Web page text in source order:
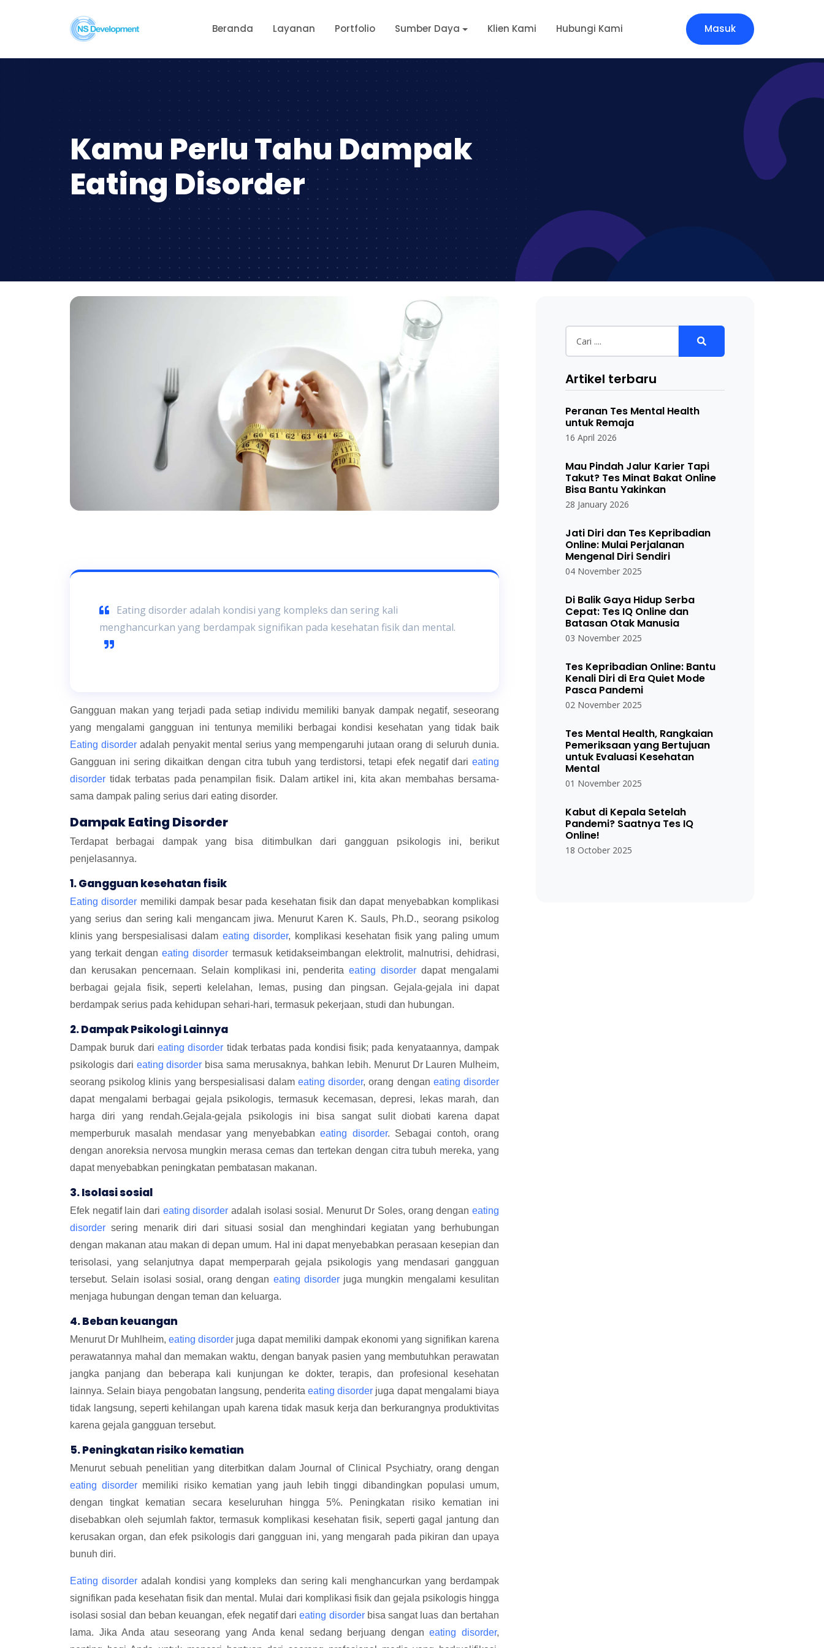
Beranda Layanan Portfolio Sumber Daya Klien Kami Hubungi Kami Masuk
Kamu Perlu Tahu Dampak
Eating Disorder
Eating disorder adalah kondisi yang kompleks dan sering kali
menghancurkan yang berdampak signifikan pada kesehatan fisik dan mental.
Gangguan makan yang terjadi pada setiap individu memiliki banyak dampak negatif, seseorang
yang mengalami gangguan ini tentunya memiliki berbagai kondisi kesehatan yang tidak baik
Eating disorderadalah penyakit mental serius yang mempengaruhi jutaan orang di seluruh dunia.
Gangguan ini sering dikaitkan dengan citra tubuh yang terdistorsi, tetapi efek negatif dari eating
disorder tidak terbatas pada penampilan fisik. Dalam artikel ini, kita akan membahas bersama-
sama dampak paling serius dari eating disorder.
Dampak Eating Disorder
Terdapat berbagai dampak yang bisa ditimbulkan dari gangguan psikologis ini, berikut
penjelasannya.
1. Gangguan kesehatan fisik
Eating disorder memiliki dampak besar pada kesehatan fisik dan dapat menyebabkan komplikasi
yang serius dan sering kali mengancam jiwa. Menurut Karen K. Sauls, Ph.D., seorang psikolog
klinis yang berspesialisasi dalam eating disorder, komplikasi kesehatan fisik yang paling umum
yang terkait denganeating disorder termasuk ketidakseimbangan elektrolit, malnutrisi, dehidrasi,
dan kerusakan pencernaan. Selain komplikasi ini, penderitaeating disorder dapat mengalami
berbagai gejala fisik, seperti kelelahan, lemas, pusing dan pingsan. Gejala-gejala ini dapat
berdampak serius pada kehidupan sehari-hari, termasuk pekerjaan, studi dan hubungan.
2. Dampak Psikologi Lainnya
Dampak buruk dari eating disorder tidak terbatas pada kondisi fisik; pada kenyataannya, dampak
psikologis dari eating disorder bisa sama merusaknya, bahkan lebih. Menurut Dr Lauren Mulheim,
seorang psikolog klinis yang berspesialisasi dalameating disorder, orang dengan eating disorder
dapat mengalami berbagai gejala psikologis, termasuk kecemasan, depresi, lekas marah, dan
harga diri yang rendah.Gejala-gejala psikologis ini bisa sangat sulit diobati karena dapat
memperburuk masalah mendasar yang menyebabkaneating disorder. Sebagai contoh, orang
dengan anoreksia nervosa mungkin merasa cemas dan tertekan dengan citra tubuh mereka, yang
dapat menyebabkan peningkatan pembatasan makanan.
3. Isolasi sosial
Efek negatif lain dari eating disorder adalah isolasi sosial. Menurut Dr Soles, orang denganeating
disorder sering menarik diri dari situasi sosial dan menghindari kegiatan yang berhubungan
dengan makanan atau makan di depan umum. Hal ini dapat menyebabkan perasaan kesepian dan
terisolasi, yang selanjutnya dapat memperparah gejala psikologis yang mendasari gangguan
tersebut. Selain isolasi sosial, orang dengan eating disorderjuga mungkin mengalami kesulitan
menjaga hubungan dengan teman dan keluarga.
4. Beban keuangan
Menurut Dr Muhlheim,eating disorder juga dapat memiliki dampak ekonomi yang signifikan karena
perawatannya mahal dan memakan waktu, dengan banyak pasien yang membutuhkan perawatan
jangka panjang dan beberapa kali kunjungan ke dokter, terapis, dan profesional kesehatan
lainnya. Selain biaya pengobatan langsung, penderitaeating disorder juga dapat mengalami biaya
tidak langsung, seperti kehilangan upah karena tidak masuk kerja dan berkurangnya produktivitas
karena gejala gangguan tersebut.
5. Peningkatan risiko kematian
Menurut sebuah penelitian yang diterbitkan dalam Journal of Clinical Psychiatry, orang dengan
eating disorder memiliki risiko kematian yang jauh lebih tinggi dibandingkan populasi umum,
dengan tingkat kematian secara keseluruhan hingga 5%. Peningkatan risiko kematian ini
disebabkan oleh sejumlah faktor, termasuk komplikasi kesehatan fisik, seperti gagal jantung dan
kerusakan organ, dan efek psikologis dari gangguan ini, yang mengarah pada pikiran dan upaya
bunuh diri.
Eating disorder adalah kondisi yang kompleks dan sering kali menghancurkan yang berdampak
signifikan pada kesehatan fisik dan mental. Mulai dari komplikasi fisik dan gejala psikologis hingga
isolasi sosial dan beban keuangan, efek negatif darieating disorderbisa sangat luas dan bertahan
lama. Jika Anda atau seseorang yang Anda kenal sedang berjuang denganeating disorder,
Artikel terbaru
Peranan Tes Mental Health
untuk Remaja
16 April 2026
Mau Pindah Jalur Karier Tapi
Takut? Tes Minat Bakat Online
Bisa Bantu Yakinkan
28 January 2026
Jati Diri dan Tes Kepribadian
Online: Mulai Perjalanan
Mengenal Diri Sendiri
04 November 2025
Di Balik Gaya Hidup Serba
Cepat: Tes IQ Online dan
Batasan Otak Manusia
03 November 2025
Tes Kepribadian Online: Bantu
Kenali Diri di Era Quiet Mode
Pasca Pandemi
02 November 2025
Tes Mental Health, Rangkaian
Pemeriksaan yang Bertujuan
untuk Evaluasi Kesehatan
Mental
01 November 2025
Kabut di Kepala Setelah
Pandemi? Saatnya Tes IQ
Online!
18 October 2025